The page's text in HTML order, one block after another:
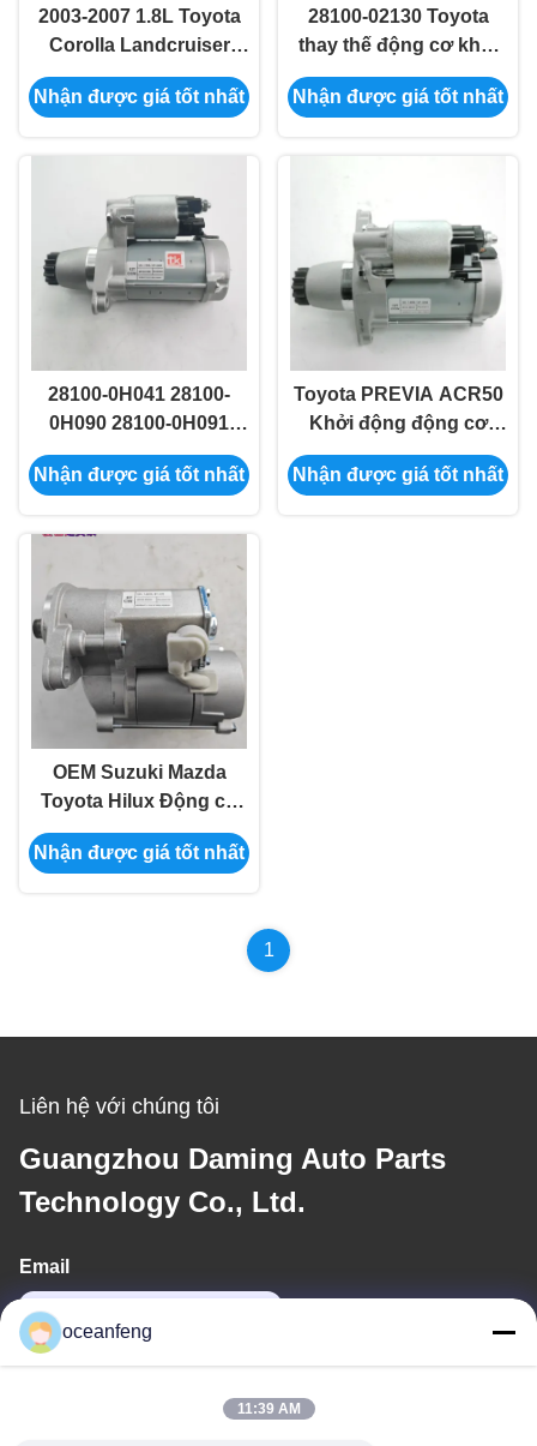
2003-2007 1.8L Toyota
Corolla Landcruiser
Động cơ khởi động tự
động 28100-0D140
Nhận được giá tốt nhất
28100-02130 Toyota
thay thế động cơ khởi
động cho 2008 Prado
Hilux
Nhận được giá tốt nhất
28100-0H041 28100-
0H090 28100-0H091
Toyota ô tô khởi động
động cơ cho Pontiac
Nhận được giá tốt nhất
Toyota PREVIA ACR50
Khởi động động cơ
Assy 28100-28042
28100-28052
Nhận được giá tốt nhất
OEM Suzuki Mazda
Toyota Hilux Động cơ
khởi động Nhập số
28100-35030
Nhận được giá tốt nhất
1
Liên hệ với chúng tôi
Guangzhou Daming Auto Parts
Technology Co., Ltd.
Email
oceanfeng
11:39 AM